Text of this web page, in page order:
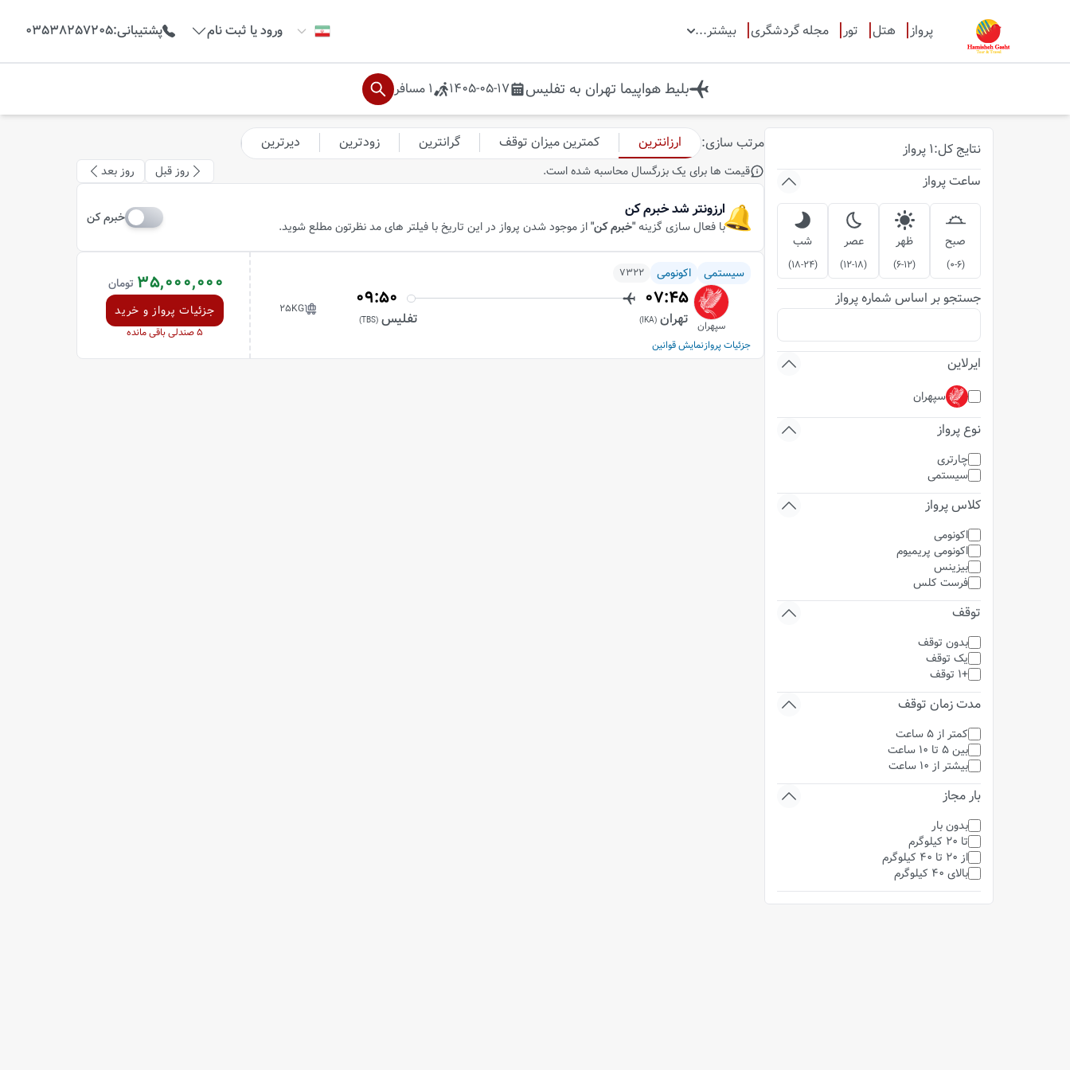
پرواز هتل تور مجله گردشگری بیشتر... ورود یا ثبت نام پشتیبانی:
03538257205
بلیط هواپیما تهران به تفلیس 1405-05-17
1 مسافر
نتایج کل:
1 پرواز
ساعت پرواز
صبح
(
0-6
)
ظهر
(
6-12
)
عصر
(
12-18
)
شب
(
18-24
)
جستجو بر اساس شماره پرواز
ایرلاین
سپهران
نوع پرواز
چارتری
سیستمی
کلاس پرواز
اکونومی
اکونومی پریمیوم
بیزینس
فرست کلس
توقف
بدون توقف
یک توقف
+1 توقف
مدت زمان توقف
کمتر از 5 ساعت
بین 5 تا 10 ساعت
بیشتر از 10 ساعت
بار مجاز
بدون بار
تا 20 کیلوگرم
از 20 تا 40 کیلوگرم
بالای 40 کیلوگرم
مرتب سازی: ارزانترین کمترین میزان توقف گرانترین زودترین دیرترین
قیمت ها برای یک بزرگسال محاسبه شده است. روز قبل روز بعد
ارزونتر شد خبرم کن
با فعال سازی گزینه"خبرم کن"از موجود شدن پرواز در این تاریخ با فیلتر های مد نظرتون مطلع شوید.
خبرم کن
سیستمی اکونومی 7322
سپهران
07:45
09:50
تهران (
IKA
) تفلیس (
TBS
)
25KG
جزئیات پروازنمایش قوانین
35,000,000 تومان
جزئیات پرواز و خرید
5صندلی باقی مانده